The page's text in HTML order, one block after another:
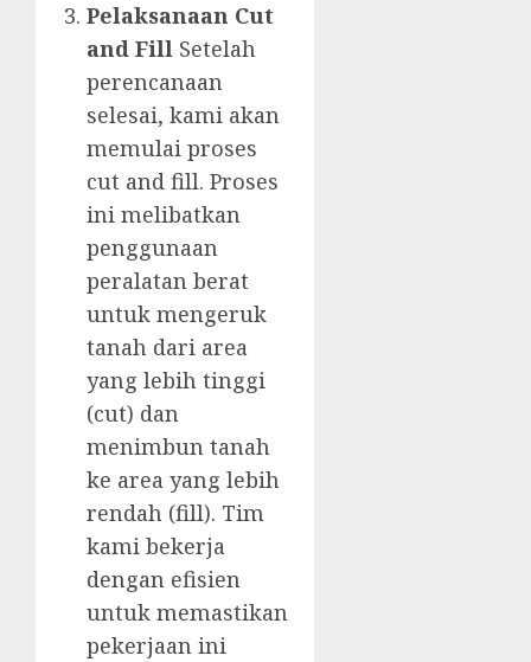
Pelaksanaan Cut
and Fill Setelah
perencanaan
selesai, kami akan
memulai proses
cut and fill. Proses
ini melibatkan
penggunaan
peralatan berat
untuk mengeruk
tanah dari area
yang lebih tinggi
(cut) dan
menimbun tanah
ke area yang lebih
rendah (fill). Tim
kami bekerja
dengan efisien
untuk memastikan
pekerjaan ini